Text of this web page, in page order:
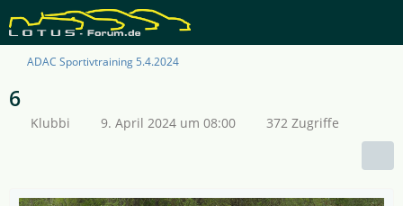
ADAC Sportivtraining 5.4.2024
6
Klubbi 9. April 2024 um 08:00 372 Zugriffe